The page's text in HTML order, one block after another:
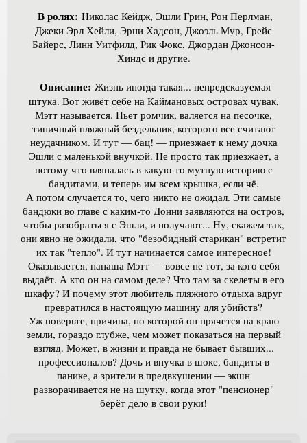
В ролях: Николас Кейдж, Эшли Грин, Рон Перлман,
Джеки Эрл Хейли, Эрни Хадсон, Джоэль Мур, Грейс
Байерс, Линн Уитфилд, Рик Фокс, Джордан Джонсон-
Хиндс и другие.
Описание: Жизнь иногда такая... непредсказуемая
штука. Вот живёт себе на Каймановых островах чувак,
Мэтт называется. Пьет ромчик, валяется на песочке,
типичный пляжный бездельник, которого все считают
неудачником. И тут — бац! — приезжает к нему дочка
Эшли с маленькой внучкой. Не просто так приезжает, а
потому что вляпалась в какую-то мутную историю с
бандитами, и теперь им всем крышка, если чё.
А потом случается то, чего никто не ожидал. Эти самые
бандюки во главе с каким-то Донни заявляются на остров,
чтобы разобраться с Эшли, и получают... Ну, скажем так,
они явно не ожидали, что "безобидный старикан" встретит
их так "тепло". И тут начинается самое интересное!
Оказывается, папаша Мэтт — вовсе не тот, за кого себя
выдаёт. А кто он на самом деле? Что там за скелеты в его
шкафу? И почему этот любитель пляжного отдыха вдруг
превратился в настоящую машину для убийств?
Уж поверьте, причина, по которой он прячется на краю
земли, гораздо глубже, чем может показаться на первый
взгляд. Может, в жизни и правда не бывает бывших...
профессионалов? Дочь и внучка в шоке, бандиты в
панике, а зрители в предвкушении — экшн
разворачивается не на шутку, когда этот "пенсионер"
берёт дело в свои руки!